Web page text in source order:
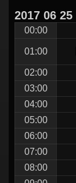
ゲ
2017 06 25
00:00
01:00
02:00
03:00
04:00
05:00
06:00
07:00
08:00